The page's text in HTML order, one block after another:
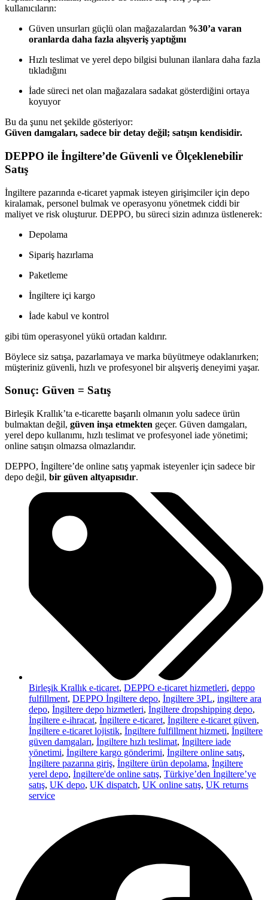
kullanıcıların:
Güven unsurları güçlü olan mağazalardan %30’a varan
oranlarda daha fazla alışveriş yaptığını
Hızlı teslimat ve yerel depo bilgisi bulunan ilanlara daha fazla
tıkladığını
İade süreci net olan mağazalara sadakat gösterdiğini ortaya
koyuyor
Bu da şunu net şekilde gösteriyor:
Güven damgaları, sadece bir detay değil; satışın kendisidir.
DEPPO ile İngiltere’de Güvenli ve Ölçeklenebilir
Satış
İngiltere pazarında e-ticaret yapmak isteyen girişimciler için depo
kiralamak, personel bulmak ve operasyonu yönetmek ciddi bir
maliyet ve risk oluşturur. DEPPO, bu süreci sizin adınıza üstlenerek:
Depolama
Sipariş hazırlama
Paketleme
İngiltere içi kargo
İade kabul ve kontrol
gibi tüm operasyonel yükü ortadan kaldırır.
Böylece siz satışa, pazarlamaya ve marka büyütmeye odaklanırken;
müşteriniz güvenli, hızlı ve profesyonel bir alışveriş deneyimi yaşar.
Sonuç: Güven = Satış
Birleşik Krallık’ta e-ticarette başarılı olmanın yolu sadece ürün
bulmaktan değil, güven inşa etmekten geçer. Güven damgaları,
yerel depo kullanımı, hızlı teslimat ve profesyonel iade yönetimi;
online satışın olmazsa olmazlarıdır.
DEPPO, İngiltere’de online satış yapmak isteyenler için sadece bir
depo değil, bir güven altyapısıdır.
Birleşik Krallık e-ticaret, DEPPO e-ticaret hizmetleri, deppo
fulfillment, DEPPO İngiltere depo, İngiltere 3PL, ingiltere ara
depo, İngiltere depo hizmetleri, İngiltere dropshipping depo,
İngiltere e-ihracat, İngiltere e-ticaret, İngiltere e-ticaret güven,
İngiltere e-ticaret lojistik, İngiltere fulfillment hizmeti, İngiltere
güven damgaları, İngiltere hızlı teslimat, İngiltere iade
yönetimi, İngiltere kargo gönderimi, İngiltere online satış,
İngiltere pazarına giriş, İngiltere ürün depolama, İngiltere
yerel depo, İngiltere'de online satış, Türkiye’den İngiltere’ye
satış, UK depo, UK dispatch, UK online satış, UK returns
service